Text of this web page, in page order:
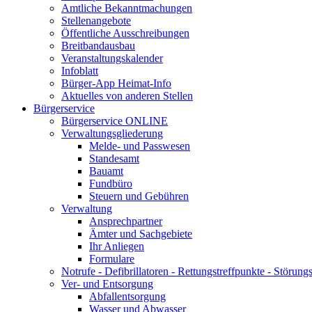
Amtliche Bekanntmachungen
Stellenangebote
Öffentliche Ausschreibungen
Breitbandausbau
Veranstaltungskalender
Infoblatt
Bürger-App Heimat-Info
Aktuelles von anderen Stellen
Bürgerservice
Bürgerservice ONLINE
Verwaltungsgliederung
Melde- und Passwesen
Standesamt
Bauamt
Fundbüro
Steuern und Gebühren
Verwaltung
Ansprechpartner
Ämter und Sachgebiete
Ihr Anliegen
Formulare
Notrufe - Defibrillatoren - Rettungstreffpunkte -
Ver- und Entsorgung
Abfallentsorgung
Wasser und Abwasser